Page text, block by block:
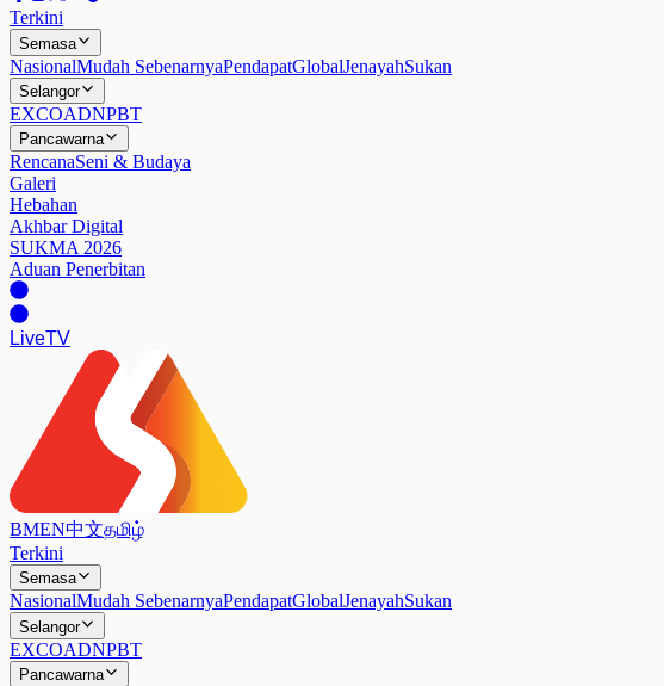
Terkini
Semasa
NasionalMudah SebenarnyaPendapatGlobalJenayahSukan
Selangor
EXCOADNPBT
Pancawarna
RencanaSeni & Budaya
Galeri
Hebahan
Akhbar Digital
SUKMA 2026
Aduan Penerbitan
LiveTV
BMEN中文தமிழ்
Terkini
Semasa
NasionalMudah SebenarnyaPendapatGlobalJenayahSukan
Selangor
EXCOADNPBT
Pancawarna